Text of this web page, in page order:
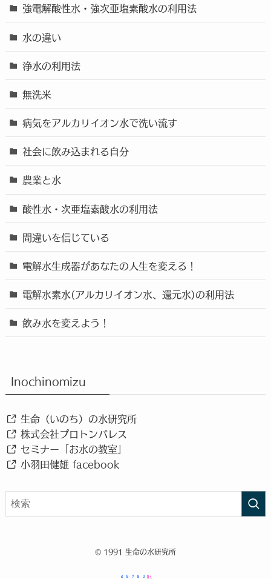
強電解酸性水・強次亜塩素酸水の利用法
水の違い
浄水の利用法
無洗米
病気をアルカリイオン水で洗い流す
社会に飲み込まれる自分
農業と水
酸性水・次亜塩素酸水の利用法
間違いを信じている
電解水生成器があなたの人生を変える！
電解水素水(アルカリイオン水、還元水)の利用法
飲み水を変えよう！
Inochinomizu
生命（いのち）の水研究所
株式会社プロトンパレス
セミナー「お水の教室」
小羽田健雄 facebook
© 1991 生命の水研究所